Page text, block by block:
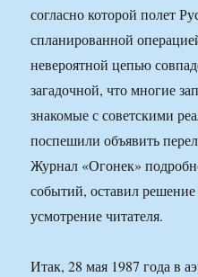
согласно которой полет
спланированной
невероятной цепью
загадочной, что многие
знакомые с советскими
поспешили объявить
Журнал «Огонек»
событий, оставил решение
усмотрение читателя.
Итак, 28 мая 1987 года в